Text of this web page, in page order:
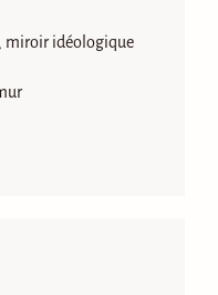
miroir idéologique